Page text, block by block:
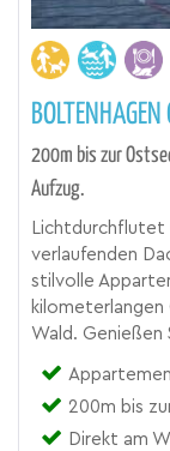
200m bis zur
Aufzug.
Lichtdurchflutet
verlaufenden
stilvolle
Wald.
200m bis
Direkt am